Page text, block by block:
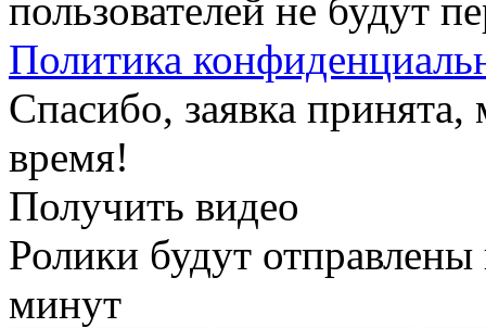
пользователей не будут
Политика
Спасибо, заявка
время!
Получить видео
Ролики будут
минут